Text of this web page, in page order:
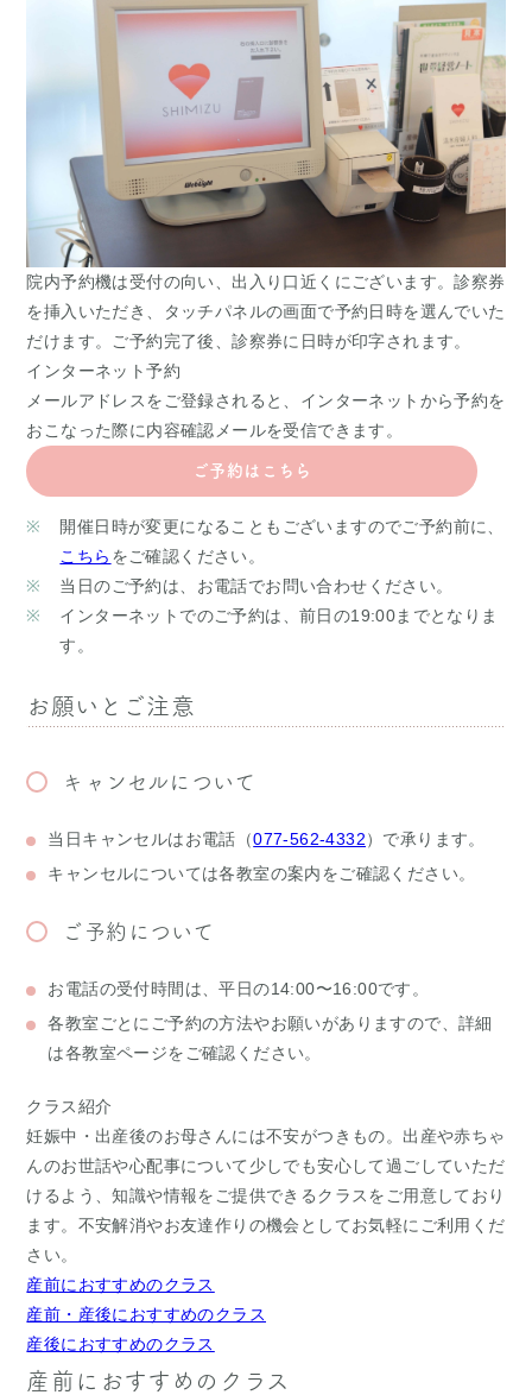
院内予約機は受付の向い、出入り口近くにございます。診察券
を挿入いただき、
タッチパネルの画面で予約日時を選んでいた
だけます。ご予約完了後、診察券に日時が印字されます。
インターネット予約
メールアドレスをご登録されると、インターネットから予約を
おこなった際に内容確認メールを受信できます。
ご予約はこちら
開催日時が変更になることもございますのでご予約前に、
こちら をご確認ください。
当日のご予約は、お電話でお問い合わせください。
インターネットでのご予約は、前日の19:00までとなりま
す。
お願いとご注意
キャンセルについて
当日キャンセルはお電話（077-562-4332）で承ります。
キャンセルについては各教室の案内をご確認ください。
ご予約について
お電話の受付時間は、平日の14:00〜16:00です。
各教室ごとにご予約の方法やお願いがありますので、詳細
は各教室ページをご確認ください。
クラス紹介
妊娠中・出産後のお母さんには不安がつきもの。出産や赤ちゃ
んのお世話や心配事について少しでも安心して過ごしていただ
けるよう、知識や情報をご提供できるクラスをご用意しており
ます。不安解消やお友達作りの機会としてお気軽にご利用くだ
さい。
産前におすすめのクラス
産前・産後におすすめのクラス
産後におすすめのクラス
産前におすすめのクラス